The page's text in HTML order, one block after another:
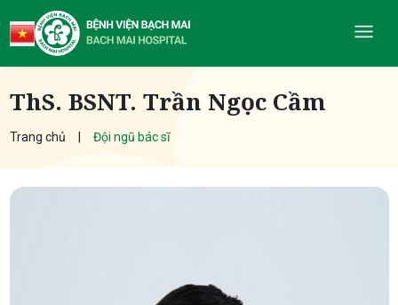
ThS. BSNT. Trần Ngọc Cầm
Trang chủ Đội ngũ bác sĩ